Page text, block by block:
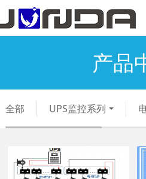
产品
全部 UPS监控系列